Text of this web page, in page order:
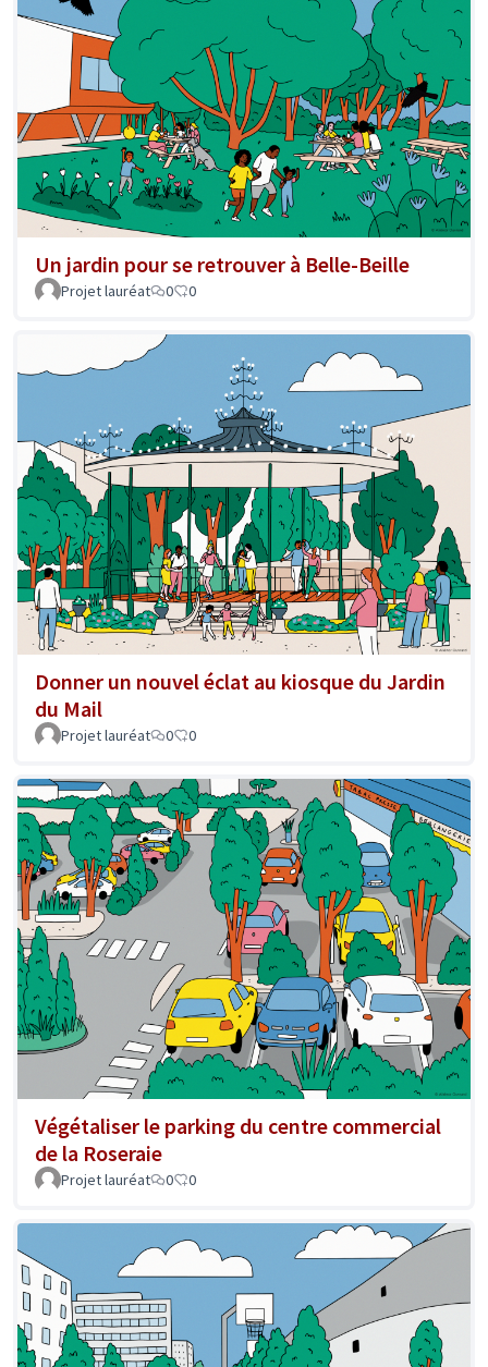
Un jardin pour se retrouver à Belle-Beille
Projet lauréat 0 0
Donner un nouvel éclat au kiosque du Jardin
du Mail
Projet lauréat 0 0
Végétaliser le parking du centre commercial
de la Roseraie
Projet lauréat 0 0